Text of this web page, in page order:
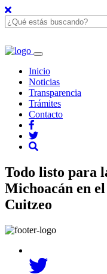
Inicio
Noticias
Transparencia
Trámites
Contacto
Todo listo para
Michoacán en
Cuitzeo